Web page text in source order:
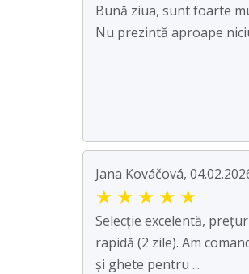
Bună ziua, sunt foarte
Nu prezintă aproape
Jana Kováčová,
★ ★ ★ ★ ★
Selecție excelentă,
rapidă (2 zile). Am
și ghete pentru ...